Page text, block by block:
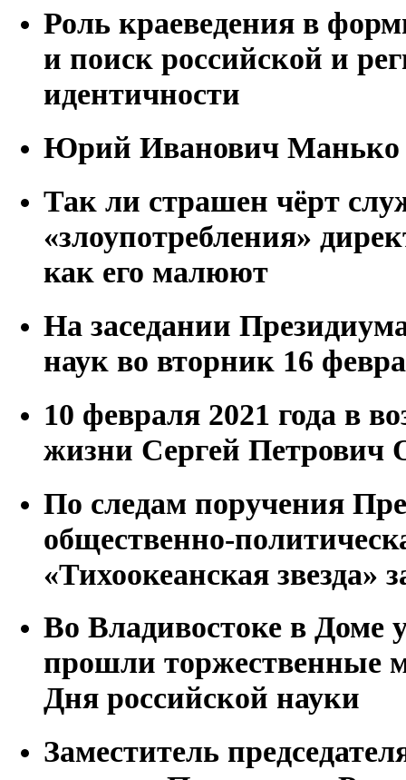
Роль краеведения в
и поиск российской и
идентичности
Юрий Иванович Манько
Так ли страшен чёрт
«злоупотребления»
как его малюют
На заседании
наук во вторник 16
10 февраля 2021 года в
жизни Сергей Петрович
По следам поручения
общественно-
«Тихоокеанская звезда»
Во Владивостоке в
прошли торжественные
Дня российской науки
Заместитель